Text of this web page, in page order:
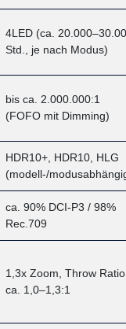
4LED (ca.
Std., je nach Modus)
bis ca. 2.000.000:1
(FOFO mit Dimming)
HDR10+, HDR10, HLG
(modell-/
ca. 90% DCI-P3 / 98%
Rec.709
1,3x Zoom, Throw Ratio
ca. 1,0–1,3:1